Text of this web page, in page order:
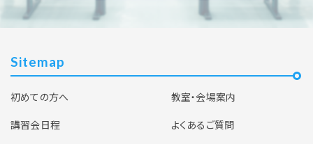
Sitemap
初めての方へ
教室・会場案内
講習会日程
よくあるご質問